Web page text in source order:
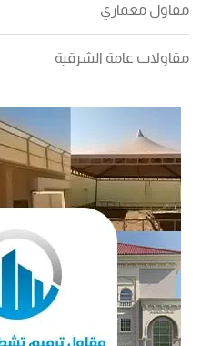
مقاول معماري
مقاولات عامة الشرقية